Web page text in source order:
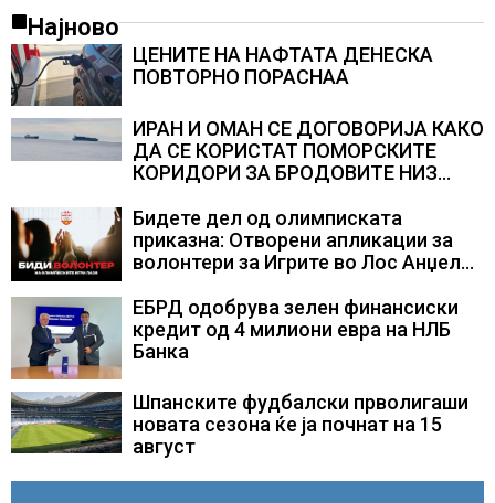
Најново
ЦЕНИТЕ НА НАФТАТА ДЕНЕСКА
ПОВТОРНО ПОРАСНАА
ИРАН И ОМАН СЕ ДОГОВОРИЈА КАКО
ДА СЕ КОРИСТАТ ПОМОРСКИТЕ
КОРИДОРИ ЗА БРОДОВИТЕ НИЗ
Бидете дел од олимписката
приказна: Отворени апликации за
волонтери за Игрите во Лос Анџелес
ЕБРД одобрува зелен финансиски
кредит од 4 милиони евра на НЛБ
Банка
Шпанските фудбалски прволигаши
новата сезона ќе ја почнат на 15
август